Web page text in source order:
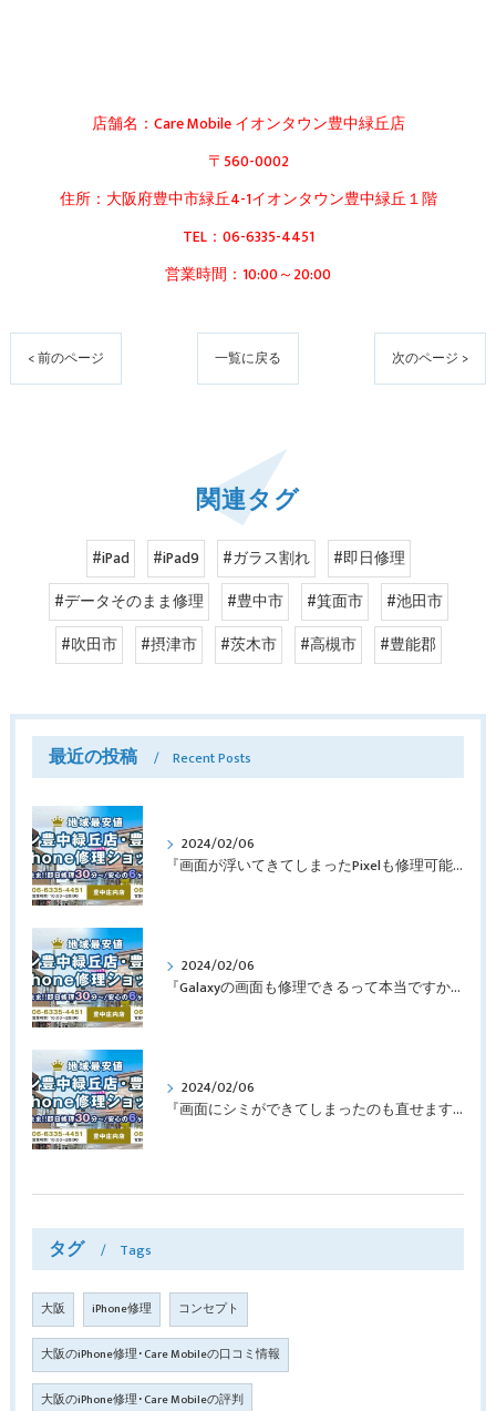
店舗名：Care Mobile イオンタウン豊中緑丘店
〒560-0002
住所：大阪府豊中市緑丘4-1イオンタウン豊中緑丘１階
TEL：06-6335-4451
営業時間：10:00～20:00
< 前のページ 一覧に戻る 次のページ >
関連タグ
#iPad #iPad9 #ガラス割れ
#即日修理
#データそのまま修理
#豊中市 #箕面市
#池田市
#吹田市
#摂津市 #茨木市 #高槻市 #豊能郡
最近の投稿 Recent Posts
2024/02/06
『画面が浮いてきてしまったPixelも修理可能？』淀川区西三国よりバッテリー交換でご来店♪【Google Pixel5】
2024/02/06
『Galaxyの画面も修理できるって本当ですか？』豊中市服部本町より画面修理でご来店♪【Galaxy Note10+】
2024/02/06
『画面にシミができてしまったのも直せますか？』豊中市南桜塚より画面修理でご来店♪【iPhone11Pro】
タグ Tags
大阪 iPhone修理 コンセプト
大阪のiPhone修理･Care Mobileの口コミ情報
大阪のiPhone修理･Care Mobileの評判